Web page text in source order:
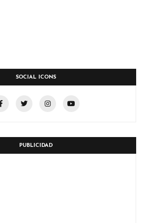
SOCIAL ICONS
PUBLICIDAD